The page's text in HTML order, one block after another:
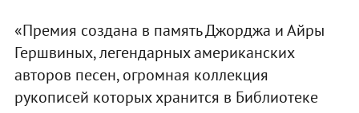
«Премия создана в память Джорджа и Айры
Гершвиных, легендарных американских
авторов песен, огромная коллекция
рукописей которых хранится в Библиотеке